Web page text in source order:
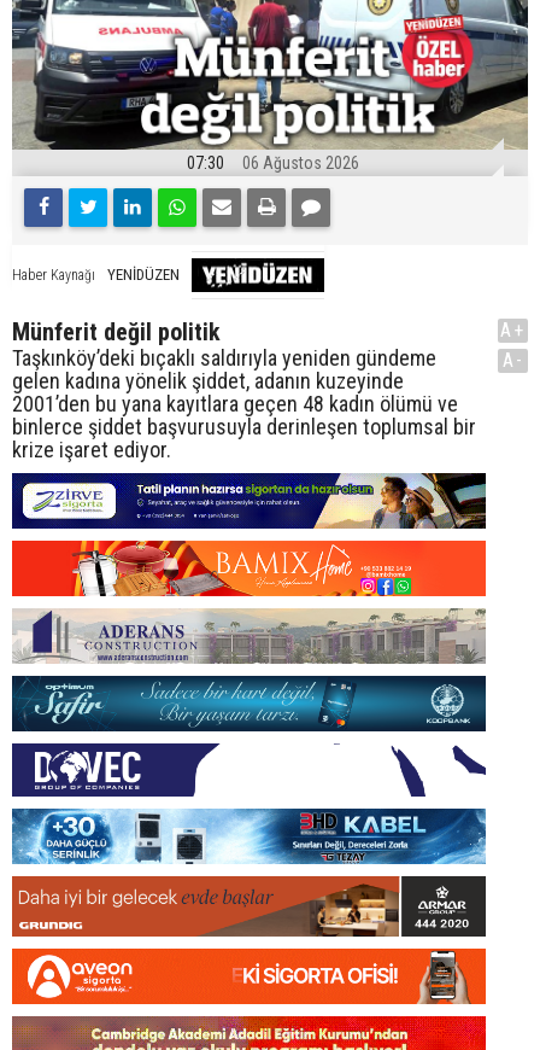
07:30 06 Ağustos 2026
Haber Kaynağı YENİDÜZEN
Münferit değil politik
Taşkınköy’deki bıçaklı saldırıyla yeniden gündeme
gelen kadına yönelik şiddet, adanın kuzeyinde
2001’den bu yana kayıtlara geçen 48 kadın ölümü ve
binlerce şiddet başvurusuyla derinleşen toplumsal bir
krize işaret ediyor.
A+
A-